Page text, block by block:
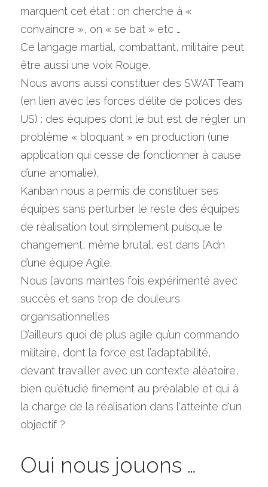
marquent cet état : on cherche à «
convaincre », on « se bat » etc …
Ce langage martial, combattant, militaire peut
être aussi une voix Rouge.
Nous avons aussi constituer des SWAT Team
(en lien avec les forces d’élite de polices des
US) : des équipes dont le but est de régler un
problème « bloquant » en production (une
application qui cesse de fonctionner à cause
d’une anomalie).
Kanban nous a permis de constituer ses
équipes sans perturber le reste des équipes
de réalisation tout simplement puisque le
changement, même brutal, est dans l’Adn
d’une équipe Agile.
Nous l’avons maintes fois expérimenté avec
succès et sans trop de douleurs
organisationnelles
D’ailleurs quoi de plus agile qu’un commando
militaire, dont la force est l’adaptabilité,
devant travailler avec un contexte aléatoire,
bien qu’étudié finement au préalable et qui à
la charge de la réalisation dans l'atteinte d'un
objectif ?
Oui nous jouons …